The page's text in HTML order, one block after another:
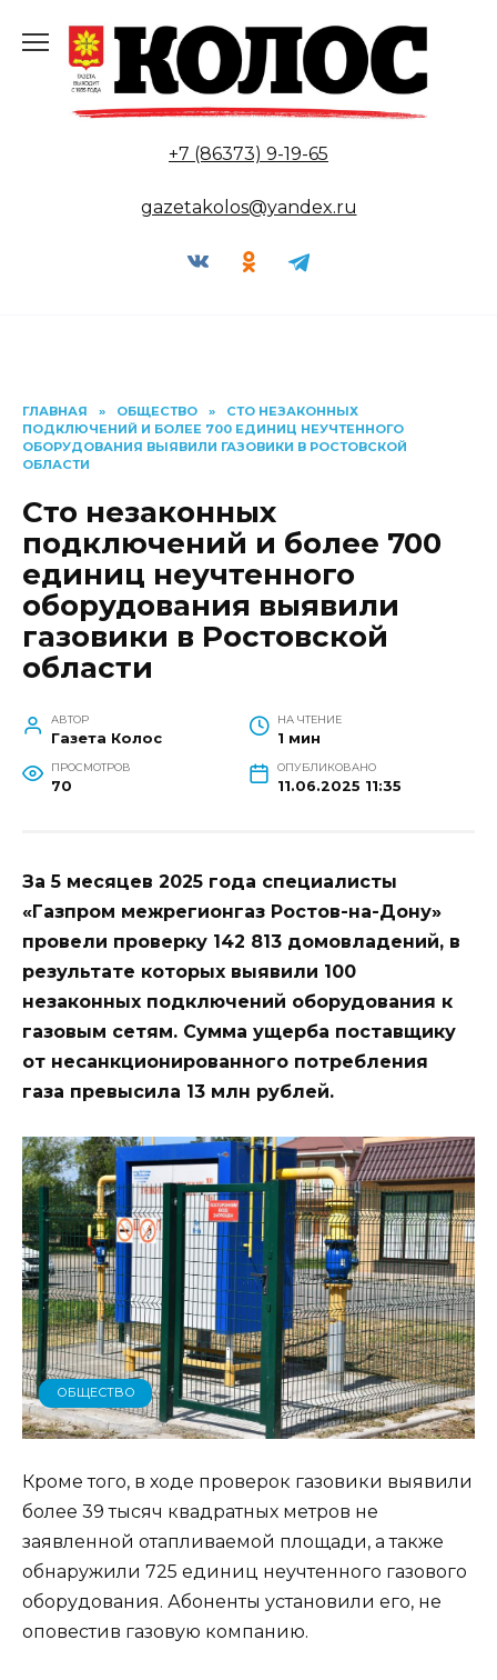
содержанию
+7 (86373) 9-19-65
gazetakolos@yandex.ru
ГЛАВНАЯ » ОБЩЕСТВО »
СТО НЕЗАКОННЫХ
ПОДКЛЮЧЕНИЙ И БОЛЕЕ 700 ЕДИНИЦ НЕУЧТЕННОГО
ОБОРУДОВАНИЯ ВЫЯВИЛИ ГАЗОВИКИ В РОСТОВСКОЙ
ОБЛАСТИ
Сто незаконных
подключений и более 700
единиц неучтенного
оборудования выявили
газовики в Ростовской
области
АВТОР
Газета Колос
НА ЧТЕНИЕ
1 мин
ПРОСМОТРОВ
70
ОПУБЛИКОВАНО
11.06.2025 11:35
За 5 месяцев 2025 года специалисты
«Газпром межрегионгаз Ростов-на-Дону»
провели проверку 142 813 домовладений, в
результате которых выявили 100
незаконных подключений оборудования к
газовым сетям. Сумма ущерба поставщику
от несанкционированного потребления
газа превысила 13 млн рублей.
ОБЩЕСТВО
Кроме того, в ходе проверок газовики выявили
более 39 тысяч квадратных метров не
заявленной отапливаемой площади, а также
обнаружили 725 единиц неучтенного газового
оборудования. Абоненты установили его, не
оповестив газовую компанию.